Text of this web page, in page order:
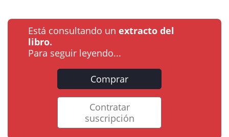
Está consultando un extracto del
libro.
Para seguir leyendo...
Comprar
Contratar
suscripción